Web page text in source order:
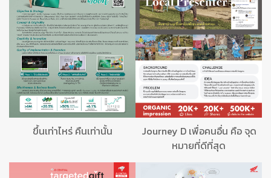
ขึ้นเท่าไหร่ คืนเท่านั้น
Journey D เพื่อคนอื่น คือ จุด
หมายที่ดีที่สุด